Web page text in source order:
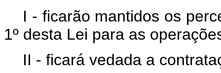
I - ficarão mantidos os
1º desta Lei para as
II - ficará vedada a